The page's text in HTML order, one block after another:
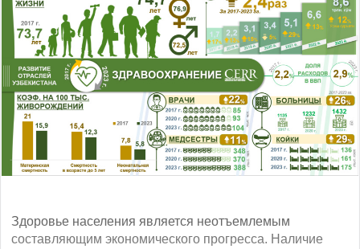
Здоровье населения является неотъемлемым
составляющим экономического прогресса. Наличие